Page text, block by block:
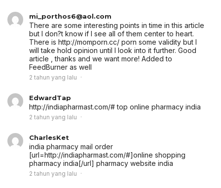
mi_porthos6@aol.com
There are some interesting points in time in this article
but I don?t know if I see all of them center to heart.
There is http://momporn.cc/ porn some validity but I
will take hold opinion until I look into it further. Good
article , thanks and we want more! Added to
FeedBurner as well
2 tahun yang lalu
EdwardTap
http://indiapharmast.com/# top online pharmacy india
2 tahun yang lalu
CharlesKet
india pharmacy mail order
[url=http://indiapharmast.com/#]online shopping
pharmacy india[/url] pharmacy website india
2 tahun yang lalu